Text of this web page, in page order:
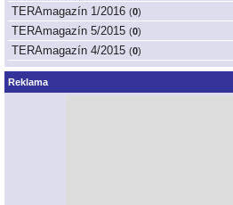
TERAmagazín 1/2016 (0)
TERAmagazín 5/2015 (0)
TERAmagazín 4/2015 (0)
Reklama